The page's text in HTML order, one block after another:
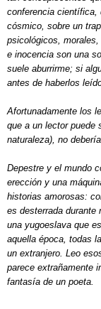
conferencia científica,
cósmico, sobre un
psicológicos,
e inocencia son una
suele aburrirme; si
antes de haberlos
Afortunadamente los
que a un lector puede
naturaleza), no
Depestre y el mundo
erección y una
historias amorosas:
es desterrada durante
una yugoeslava que
aquella época, todas
un extranjero. Leo
parece extrañamente
fantasía de un poeta.